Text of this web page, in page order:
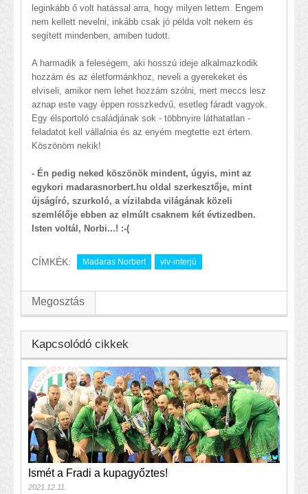
leginkább ő volt hatással arra, hogy milyen lettem. Engem
nem kellett nevelni, inkább csak jó példa volt nekem és
segített mindenben, amiben tudott.
A harmadik a feleségem, aki hosszú ideje alkalmazkodik
hozzám és az életformánkhoz, neveli a gyerekeket és
elviseli, amikor nem lehet hozzám szólni, mert meccs lesz
aznap este vagy éppen rosszkedvű, esetleg fáradt vagyok.
Egy élsportoló családjának sok - többnyire láthatatlan -
feladatot kell vállalnia és az enyém megtette ezt értem.
Köszönöm nekik!
- Én pedig neked köszönök mindent, úgyis, mint az
egykori madarasnorbert.hu oldal szerkesztője, mint
újságíró, szurkoló, a vízilabda világának közeli
szemlélője ebben az elmúlt csaknem két évtizedben.
Isten voltál, Norbi...! :-(
CÍMKÉK: Madaras Norbert vlv-interjú
Megosztás
Kapcsolódó cikkek
Ismét a Fradi a kupagyőztes!
2021.12.11.